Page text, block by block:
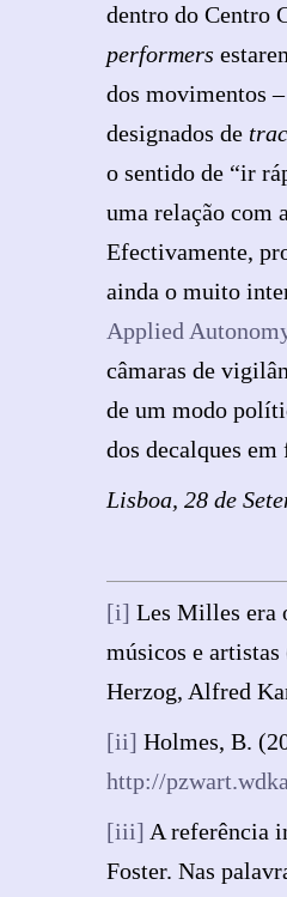
dentro do Centro
performers
dos movimentos
designados de
o sentido de “ir
uma relação com
Efectivamente,
ainda o muito
Applied
câmaras de
de um modo
dos decalques
Lisboa, 28 de
[i] Les Milles era
músicos e
Herzog, Alfred
[ii] Holmes, B.
http://
[iii] A referência
Foster. Nas